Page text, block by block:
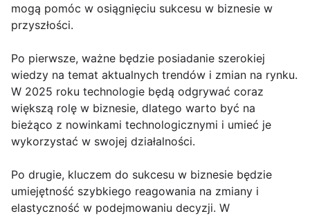
mogą pomóc w osiągnięciu sukcesu w biznesie w
przyszłości.
Po pierwsze, ważne będzie posiadanie szerokiej
wiedzy na temat aktualnych trendów i zmian na rynku.
W 2025 roku technologie będą odgrywać coraz
większą rolę w biznesie, dlatego warto być na
bieżąco z nowinkami technologicznymi i umieć je
wykorzystać w swojej działalności.
Po drugie, kluczem do sukcesu w biznesie będzie
umiejętność szybkiego reagowania na zmiany i
elastyczność w podejmowaniu decyzji. W